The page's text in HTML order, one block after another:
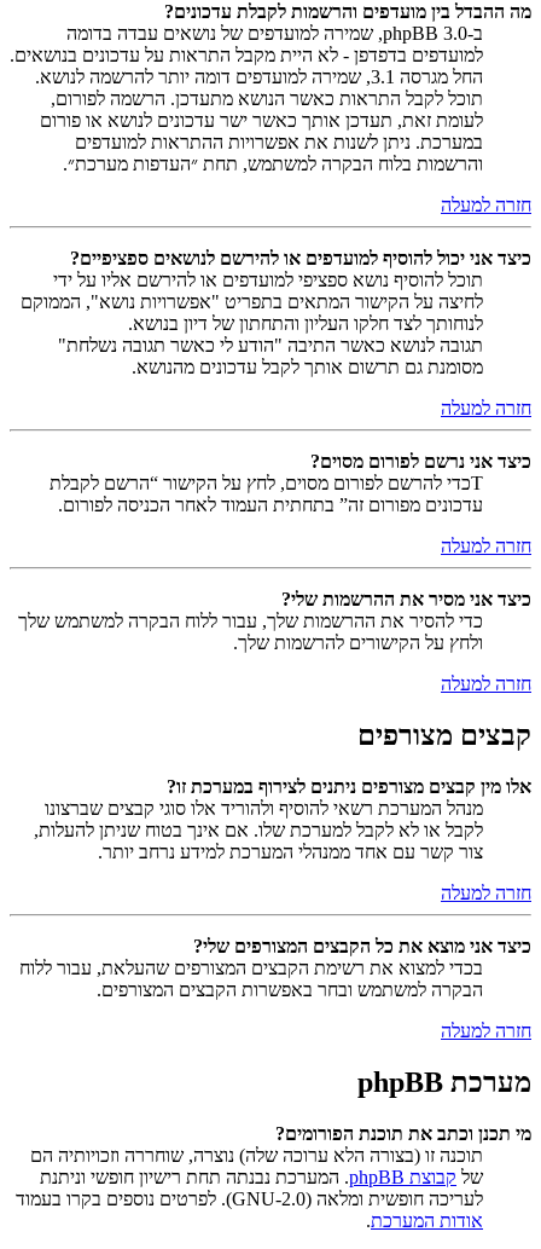
מה ההבדל בין מועדפים והרשמות לקבלת עדכונים?
ב-phpBB 3.0, שמירה למועדפים של נושאים עבדה בדומה
למועדפים בדפדפן - לא היית מקבל התראות על עדכונים בנושאים.
החל מגרסה 3.1, שמירה למועדפים דומה יותר להרשמה לנושא.
תוכל לקבל התראות כאשר הנושא מתעדכן. הרשמה לפורום,
לעומת זאת, תעדכן אותך כאשר ישר עדכונים לנושא או פורום
במערכת. ניתן לשנות את אפשרויות ההתראות למועדפים
והרשמות בלוח הבקרה למשתמש, תחת ״העדפות מערכת״.
חזרה למעלה
כיצד אני יכול להוסיף למועדפים או להירשם לנושאים ספציפיים?
תוכל להוסיף נושא ספציפי למועדפים או להירשם אליו על ידי
לחיצה על הקישור המתאים בתפריט "אפשרויות נושא", הממוקם
לנוחותך לצד חלקו העליון והתחתון של דיון בנושא.
תגובה לנושא כאשר התיבה "הודע לי כאשר תגובה נשלחת"
מסומנת גם תרשום אותך לקבל עדכונים מהנושא.
חזרה למעלה
כיצד אני נרשם לפורום מסוים?
Tכדי להרשם לפורום מסוים, לחץ על הקישור “הרשם לקבלת
עדכונים מפורום זה” בתחתית העמוד לאחר הכניסה לפורום.
חזרה למעלה
כיצד אני מסיר את ההרשמות שלי?
כדי להסיר את ההרשמות שלך, עבור ללוח הבקרה למשתמש שלך
ולחץ על הקישורים להרשמות שלך.
חזרה למעלה
קבצים מצורפים
אלו מין קבצים מצורפים ניתנים לצירוף במערכת זו?
מנהל המערכת רשאי להוסיף ולהוריד אלו סוגי קבצים שברצונו
לקבל או לא לקבל למערכת שלו. אם אינך בטוח שניתן להעלות,
צור קשר עם אחד ממנהלי המערכת למידע נרחב יותר.
חזרה למעלה
כיצד אני מוצא את כל הקבצים המצורפים שלי?
בכדי למצוא את רשימת הקבצים המצורפים שהעלאת, עבור ללוח
הבקרה למשתמש ובחר באפשרות הקבצים המצורפים.
חזרה למעלה
מערכת phpBB
מי תכנן וכתב את תוכנת הפורומים?
תוכנה זו (בצורה הלא ערוכה שלה) נוצרה, שוחררה וזכויותיה הם
של קבוצת phpBB
. המערכת נבנתה תחת רישיון חופשי וניתנת
לעריכה חופשית ומלאה (GNU-2.0). לפרטים נוספים בקרו בעמוד
אודות המערכת.